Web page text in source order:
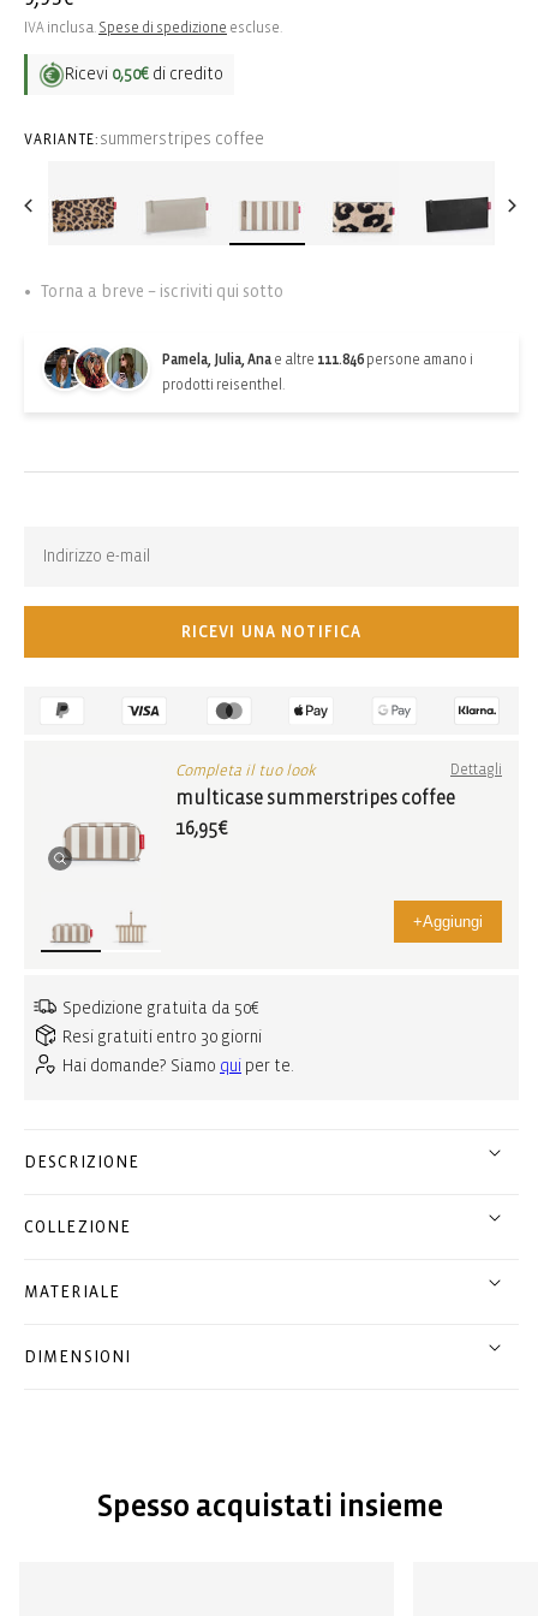
di
listino
IVA inclusa. Spese di spedizione escluse.
Ricevi 0,50€ di credito
VARIANTE: summerstripes coffee
Torna a breve – iscriviti qui sotto
Pamela, Julia, Ana e altre 111.846 persone amano i
prodotti reisenthel.
RICEVI UNA NOTIFICA
Completa il tuo look Dettagli
multicase summerstripes coffee
16,95€
+Aggiungi
Spedizione gratuita da 50€
Resi gratuiti entro 30 giorni
Hai domande? Siamo qui per te.
DESCRIZIONE
COLLEZIONE
MATERIALE
DIMENSIONI
Spesso acquistati insieme